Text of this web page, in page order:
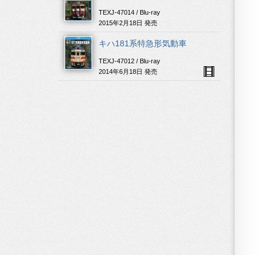
TEXJ-47014 / Blu-ray
2015年2月18日 発売
キハ181系特急形気動車
TEXJ-47012 / Blu-ray
2014年6月18日 発売